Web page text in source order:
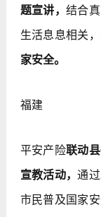
题宣讲，结合
生活息息相关，
家安全。
福建
平安产险联动
宣教活动，通
市民普及国家